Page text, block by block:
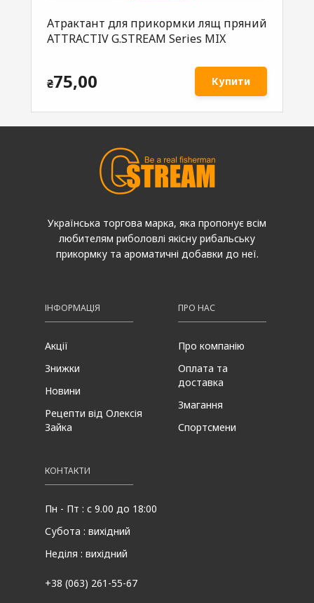
Атрактант для прикормки лящ пряний
ATTRACTIV G.STREAM Series MIX
₴75,00 Купити
Українська торгова марка, яка пропонує всім
любителям риболовлі якісну рибальську
прикормку та ароматичні добавки до неї.
ІНФОРМАЦІЯ
Акції
Знижки
Новини
Рецепти від Олексія
Зайка
ПРО НАС
Про компанію
Оплата та
доставка
Змагання
Спортсмени
КОНТАКТИ
Пн - Пт : с 9.00 до 18:00
Субота : вихідний
Неділя : вихідний
+38 (063) 261-55-67